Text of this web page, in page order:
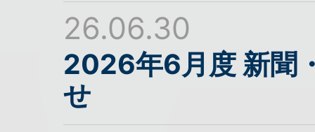
26.06.30
2026年6月度 新聞
せ